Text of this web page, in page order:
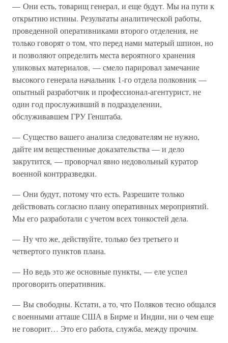
— Они есть, товарищ генерал, и еще будут. Мы на пути к
открытию истины. Результаты аналитической работы,
проведенной оперативниками второго отделения, не
только говорят о том, что перед нами матерый шпион, но
и позволяют определить места вероятного хранения
уликовых материалов, — смело парировал замечание
высокого генерала начальник 1-го отдела полковник —
опытный разработчик и профессионал-агентурист, не
один год прослуживший в подразделении,
обслуживавшем ГРУ Генштаба.
— Существо вашего анализа следователям не нужно,
дайте им вещественные доказательства — и дело
закрутится, — проворчал явно недовольный куратор
военной контрразведки.
— Они будут, потому что есть. Разрешите только
действовать согласно плану оперативных мероприятий.
Мы его разработали с учетом всех тонкостей дела.
— Ну что же, действуйте, только без третьего и
четвертого пунктов плана.
— Но ведь это же основные пункты, — еле успел
проговорить оперативник.
— Вы свободны. Кстати, а то, что Поляков тесно общался
с военными атташе США в Бирме и Индии, ни о чем еще
не говорит… Это его работа, служба, между прочим.